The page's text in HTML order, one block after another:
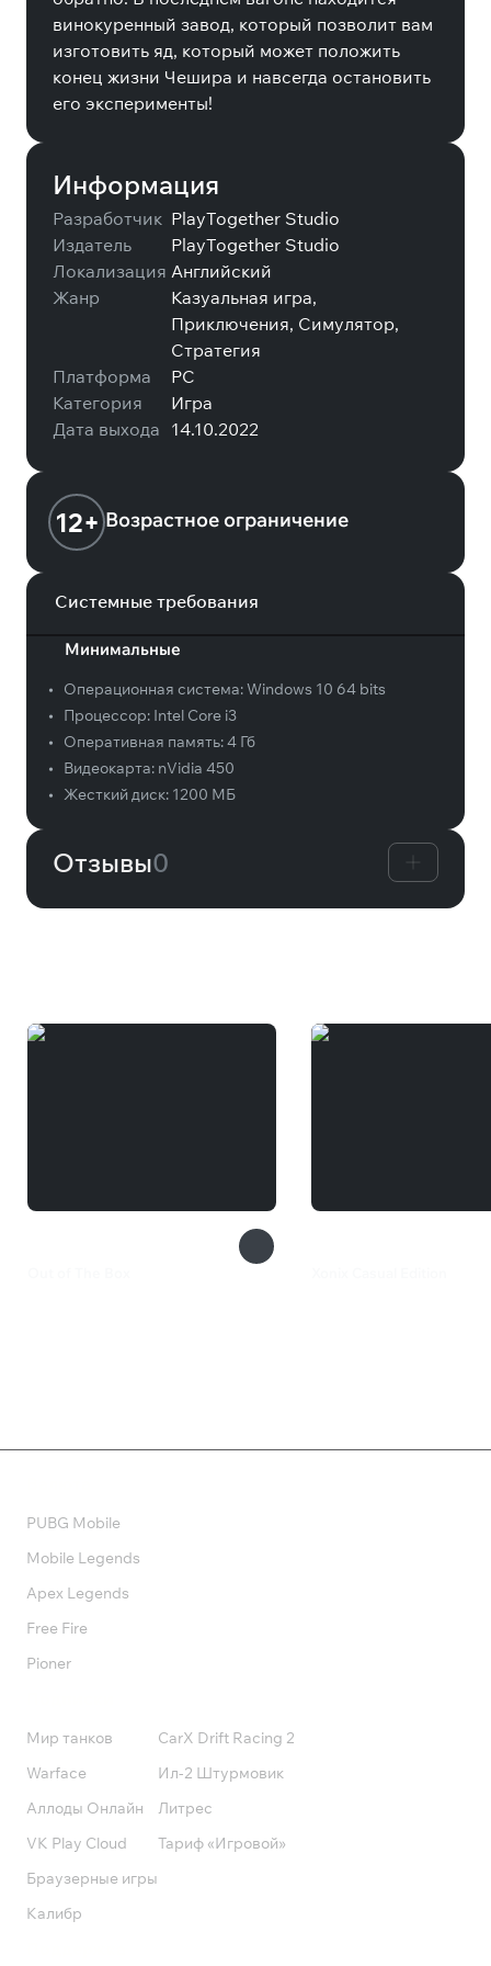
винокуренный завод, который позволит вам
изготовить яд, который может положить
конец жизни Чешира и навсегда остановить
его эксперименты!
Информация
Разработчик PlayTogether Studio
Издатель
PlayTogether Studio
Локализация Английский
Жанр
Казуальная игра,
Приключения, Симулятор,
Стратегия
Платформа
PC
Категория
Игра
Дата выхода 14.10.2022
12+ Возрастное ограничение
Системные требования
Минимальные
• Операционная система:Windows 10 64 bits
•
Процессор: Intel Core i3
•
Оперативная память:4 Гб
•
Видеокарта: nVidia 450
•
Жесткий диск: 1200 МБ
Отзывы0
PUBG Mobile
Mobile Legends
Apex Legends
Free Fire
Pioner
Мир танков
Warface
Аллоды Онлайн
VK Play Cloud
Браузерные игры
Калибр
CarX Drift Racing 2
Ил-2 Штурмовик
Литрес
Тариф «Игровой»